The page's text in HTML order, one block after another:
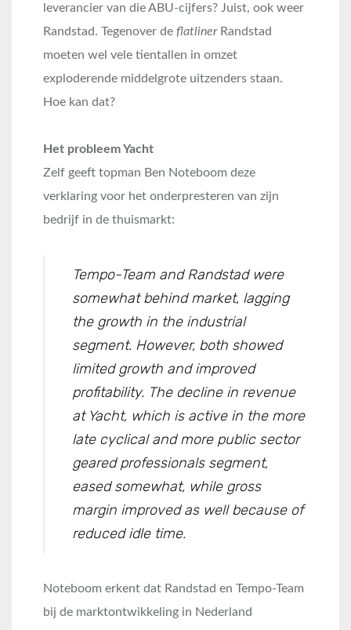
leverancier van die ABU-cijfers? Juist, ook weer
Randstad. Tegenover de flatliner Randstad
moeten wel vele tientallen in omzet
exploderende middelgrote uitzenders staan.
Hoe kan dat?
Het probleem Yacht
Zelf geeft topman Ben Noteboom deze
verklaring voor het onderpresteren van zijn
bedrijf in de thuismarkt:
Tempo-Team and Randstad were
somewhat behind market, lagging
the growth in the industrial
segment. However, both showed
limited growth and improved
profitability. The decline in revenue
at Yacht, which is active in the more
late cyclical and more public sector
geared professionals segment,
eased somewhat, while gross
margin improved as well because of
reduced idle time.
Noteboom erkent dat Randstad en Tempo-Team
bij de marktontwikkeling in Nederland